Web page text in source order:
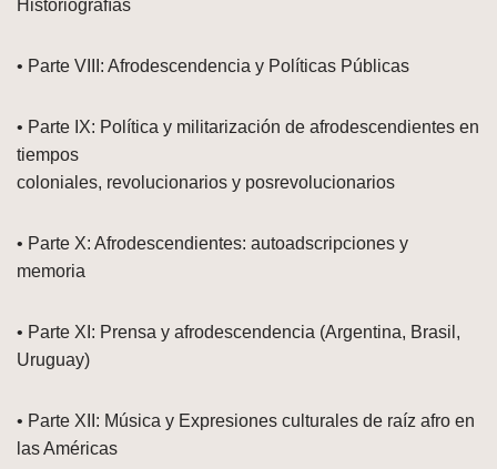
Historiografías
• Parte VIII: Afrodescendencia y Políticas Públicas
• Parte IX: Política y militarización de afrodescendientes en
tiempos
coloniales, revolucionarios y posrevolucionarios
• Parte X: Afrodescendientes: autoadscripciones y
memoria
• Parte XI: Prensa y afrodescendencia (Argentina, Brasil,
Uruguay)
• Parte XII: Música y Expresiones culturales de raíz afro en
las Américas